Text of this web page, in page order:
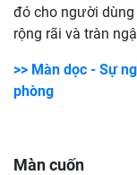
đó cho người
rộng rãi và tràn
>> Màn dọc - Sự
phòng
Màn cuốn